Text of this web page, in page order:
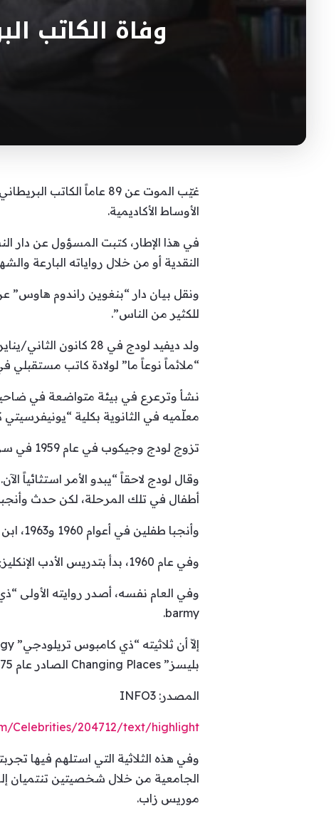
وفاة الكاتب
غيّب الموت عن 89 عاماً
الأوساط الأكاديمية.
في هذا الإطار، كتبت المسؤول عن دار
النقدية أو من خلال رواياته البارعة
ونقل بيان دار “بنغوين راندوم هاوس”
للكثير من الناس”.
“ملائماً نوعاً ما” لولادة كاتب مستقبلي
نشأ وترعرع في بيئة متواضعة في
معلّميه في الثانوية بكلية “يونيفرسيتي
تزوج لودج وجيكوب في عام 1959 في سن الرابعة عشر.
وقال لودج لاحقاً “يبدو الأمر
أطفال في تلك المرحلة، لكن حدث وأنجبنا
وأنجبا طفلين في أعوام 1960 و1963، ابن وابنة. وولد لهم الابن الثاني كريستوفر في عام 1966 مصاباً بمتلازمة داون.
وفي عام 1960، بدأ بتدريس الأدب الإنكليزي في جامعة برمنغهام، حيث أمضى حياته المهنية بأكملها.
barmy.
بليسز” Changing Places الصادر عام 1975 و”سمول وورلد” Small World عام 1984 و”نايس وورك” Nice Work عام 1988.
المصدر: INFO3
Celebrities/204712/text/highlight/
وفي هذه الثلاثية التي استلهم فيها
الجامعية من خلال شخصيتين تنتميان
موريس زاب.